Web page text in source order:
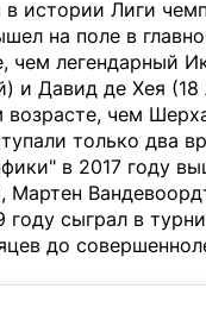
истории Лиги
на поле в
чем легендарный
и Давид де Хея
возрасте, чем
только два
в 2017 году
Мартен
году сыграл в
до